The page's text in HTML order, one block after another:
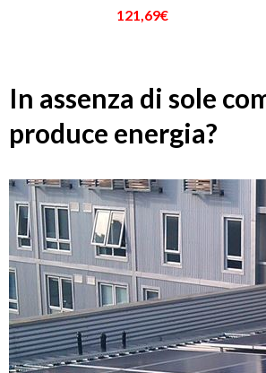
121,69€
In assenza di sole
produce energia?